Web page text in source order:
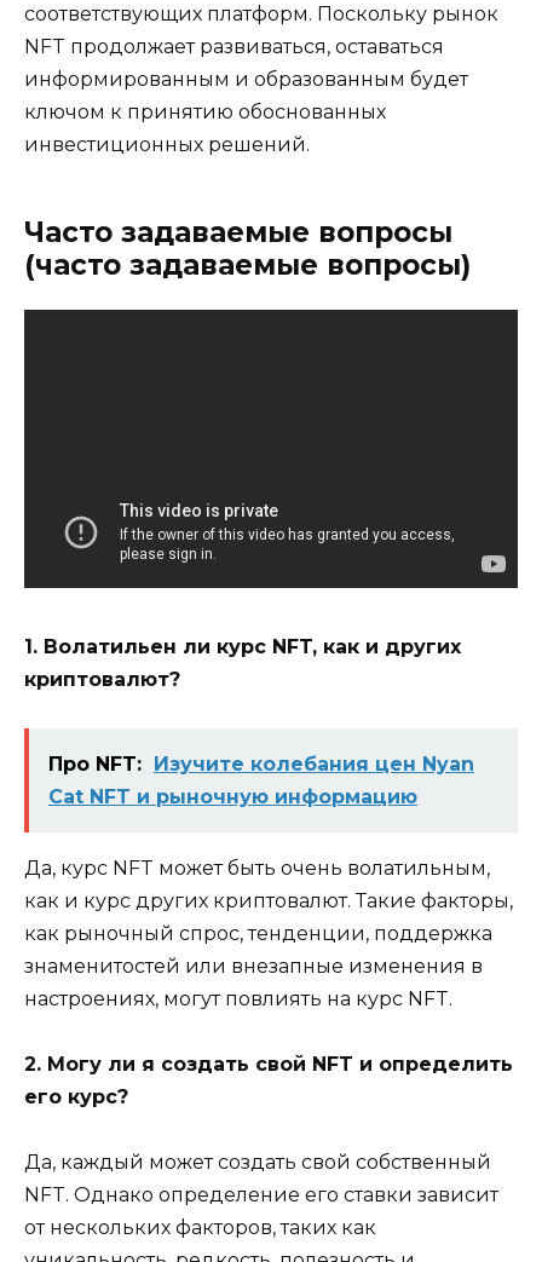
соответствующих платформ. Поскольку рынок
NFT продолжает развиваться, оставаться
информированным и образованным будет
ключом к принятию обоснованных
инвестиционных решений.
Часто задаваемые вопросы
(часто задаваемые вопросы)
1. Волатильен ли курс NFT, как и других
криптовалют?
Про NFT: Изучите колебания цен Nyan
Cat NFT и рыночную информацию
Да, курс NFT может быть очень волатильным,
как и курс других криптовалют. Такие факторы,
как рыночный спрос, тенденции, поддержка
знаменитостей или внезапные изменения в
настроениях, могут повлиять на курс NFT.
2. Могу ли я создать свой NFT и определить
его курс?
Да, каждый может создать свой собственный
NFT. Однако определение его ставки зависит
от нескольких факторов, таких как